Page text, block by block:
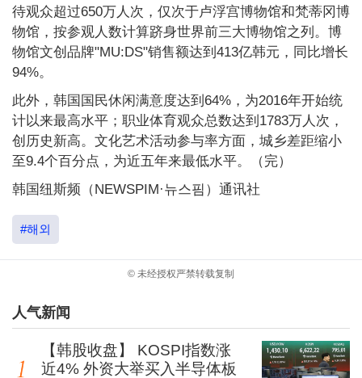
待观众超过650万人次，仅次于卢浮宫博物馆和梵蒂冈博
物馆，按参观人数计算跻身世界前三大博物馆之列。博
物馆文创品牌"MU:DS"销售额达到413亿韩元，同比增长
94%。
此外，韩国国民休闲满意度达到64%，为2016年开始统
计以来最高水平；职业体育观众总数达到1783万人次，
创历史新高。文化艺术活动参与率方面，城乡差距缩小
至9.4个百分点，为近五年来最低水平。（完）
韩国纽斯频（NEWSPIM·뉴스핌）通讯社
#해외
© 未经授权严禁转载复制
人气新闻
【韩股收盘】 KOSPI指数涨
近4% 外资大举买入半导体板